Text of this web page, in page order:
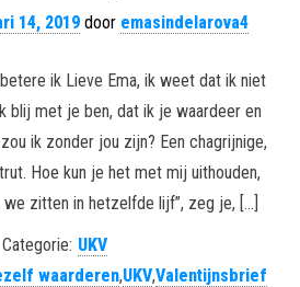
14, 2019 door emasindelarova4
ik Lieve Ema, ik weet dat ik niet
blij met je ben, dat ik je waardeer en
ik zonder jou zijn? Een chagrijnige,
Hoe kun je het met mij uithouden,
we zitten in hetzelfde lijf”, zeg je, […]
Categorie: UKV
waarderen,UKV,Valentijnsbrief